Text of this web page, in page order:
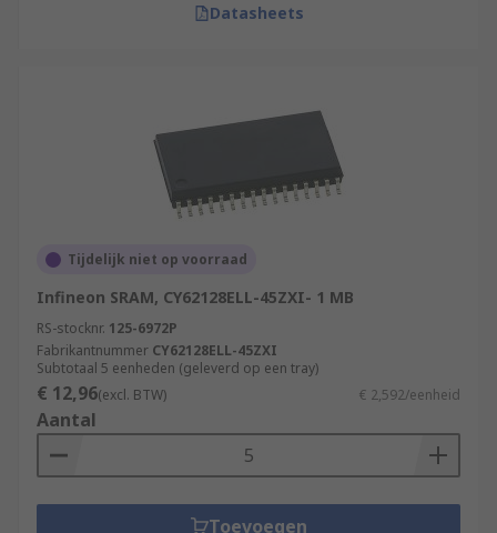
Datasheets
Tijdelijk niet op voorraad
Infineon SRAM, CY62128ELL-45ZXI- 1 MB
RS-stocknr. 125-6972P
Fabrikantnummer CY62128ELL-45ZXI
Subtotaal 5 eenheden (geleverd op een tray)
€ 12,96(excl. BTW) € 2,592/eenheid
Aantal
Toevoegen